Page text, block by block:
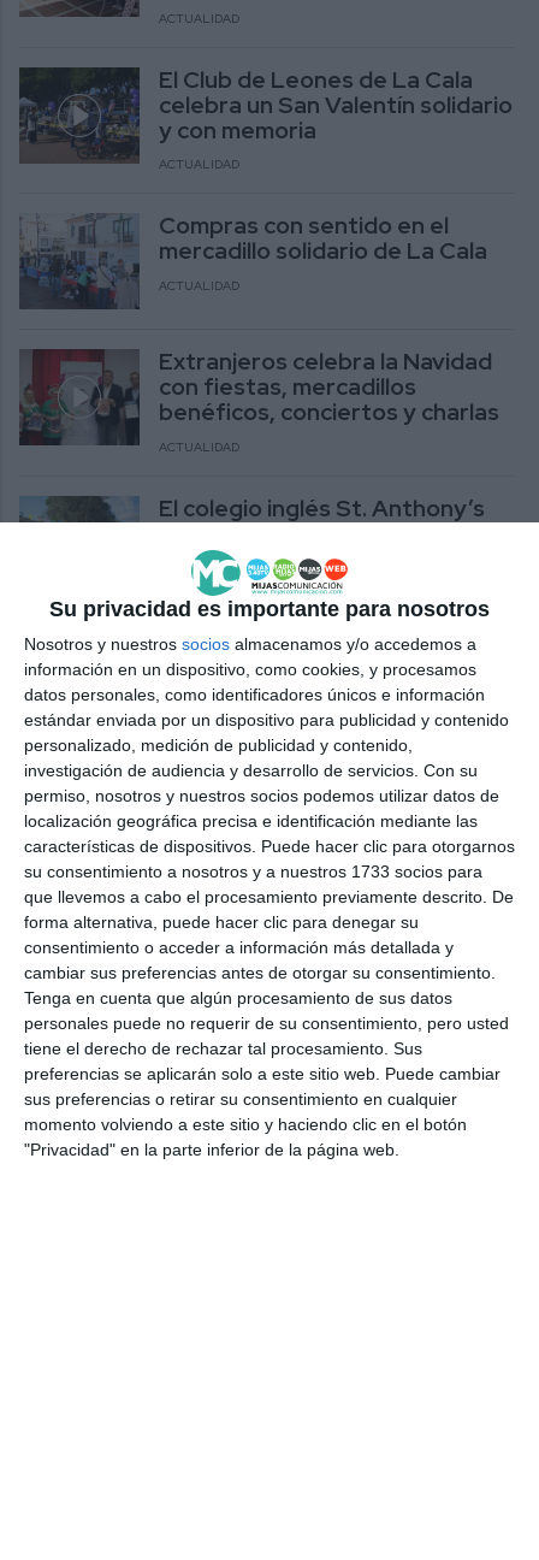
Su privacidad es importante para nosotros
Nosotros y nuestros socios almacenamos y/o accedemos a
información en un dispositivo, como cookies, y procesamos
datos personales, como identificadores únicos e información
estándar enviada por un dispositivo para publicidad y contenido
personalizado, medición de publicidad y contenido,
investigación de audiencia y desarrollo de servicios. Con su
permiso, nosotros y nuestros socios podemos utilizar datos de
localización geográfica precisa e identificación mediante las
características de dispositivos. Puede hacer clic para otorgarnos
su consentimiento a nosotros y a nuestros 1733 socios para
que llevemos a cabo el procesamiento previamente descrito. De
forma alternativa, puede hacer clic para denegar su
consentimiento o acceder a información más detallada y
cambiar sus preferencias antes de otorgar su consentimiento.
Tenga en cuenta que algún procesamiento de sus datos
personales puede no requerir de su consentimiento, pero usted
tiene el derecho de rechazar tal procesamiento. Sus
preferencias se aplicarán solo a este sitio web. Puede cambiar
sus preferencias o retirar su consentimiento en cualquier
momento volviendo a este sitio y haciendo clic en el botón
"Privacidad" en la parte inferior de la página web.
ACTUALIDAD
El Club de Leones de La Cala
celebra un San Valentín solidario
y con memoria
ACTUALIDAD
Compras con sentido en el
mercadillo solidario de La Cala
ACTUALIDAD
Extranjeros celebra la Navidad
con fiestas, mercadillos
benéficos, conciertos y charlas
ACTUALIDAD
El colegio inglés St. Anthony’s
de Mijas inaugura la Navidad con
su tradicional mercadillo
ACTUALIDAD
La Protectora de Animales
Domésticos de Mijas celebra su
feria benéfica de otoño
ACTUALIDAD
Solidaridad para combatir el
abandono canino
ACTUALIDAD
La Protectora de Animales
Domésticos montará su
Mercadillo de Primavera este
domingo día 4
ACTUALIDAD
La sostenibilidad brilla en el
mercadillo solidario del IES
Sierra de Mijas